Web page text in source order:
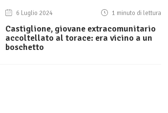
6 Luglio 2024 1 minuto di lettura
Castiglione, giovane extracomunitario
accoltellato al torace: era vicino a un
boschetto